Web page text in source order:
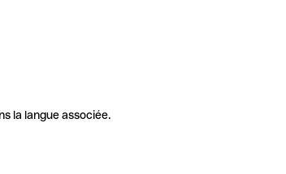
la langue associée.